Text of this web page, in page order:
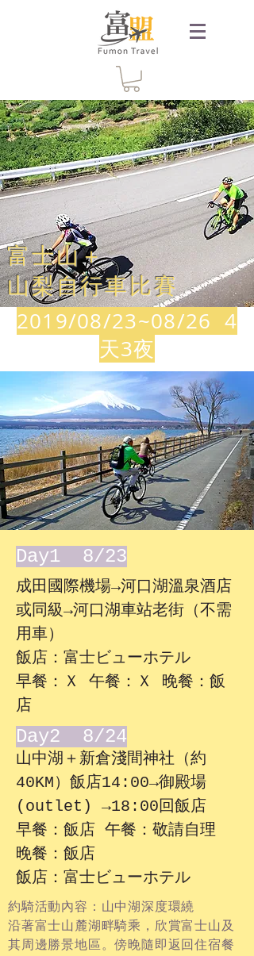
富士山＋
山梨自行車比賽
2019/08/23~08/26 4
天3夜
Day1 8/23
成田國際機場→河口湖溫泉酒店
或同級→河口湖車站老街（不需
用車）
飯店：富士ビューホテル
早餐：Ｘ 午餐：Ｘ 晚餐：飯
店
Day2 8/24
山中湖＋新倉淺間神社（約
40KM）飯店14:00→御殿場
(outlet) →18:00回飯店
早餐：飯店 午餐：敬請自理
晚餐：飯店
飯店：富士ビューホテル
約騎活動內容：山中湖深度環繞
沿著富士山麓湖畔騎乘，欣賞富士山及
其周邊勝景地區。傍晚隨即返回住宿餐